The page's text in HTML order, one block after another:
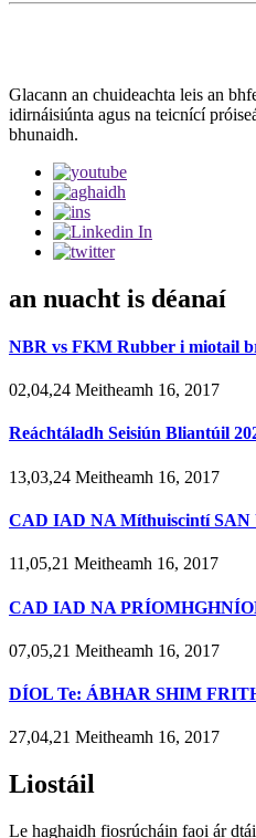
Glacann an chuideachta leis an
idirnáisiúnta agus na teicnící
bhunaidh.
an nuacht is déanaí
NBR vs FKM Rubber i miotail
02,04,24 Meitheamh 16, 2017
Reáchtáladh Seisiún Bliantúil
13,03,24 Meitheamh 16, 2017
CAD IAD NA Míthuiscintí SAN
11,05,21 Meitheamh 16, 2017
CAD IAD NA
07,05,21 Meitheamh 16, 2017
DÍOL Te: ÁBHAR SHIM
27,04,21 Meitheamh 16, 2017
Liostáil
Le haghaidh fiosrúcháin faoi ár